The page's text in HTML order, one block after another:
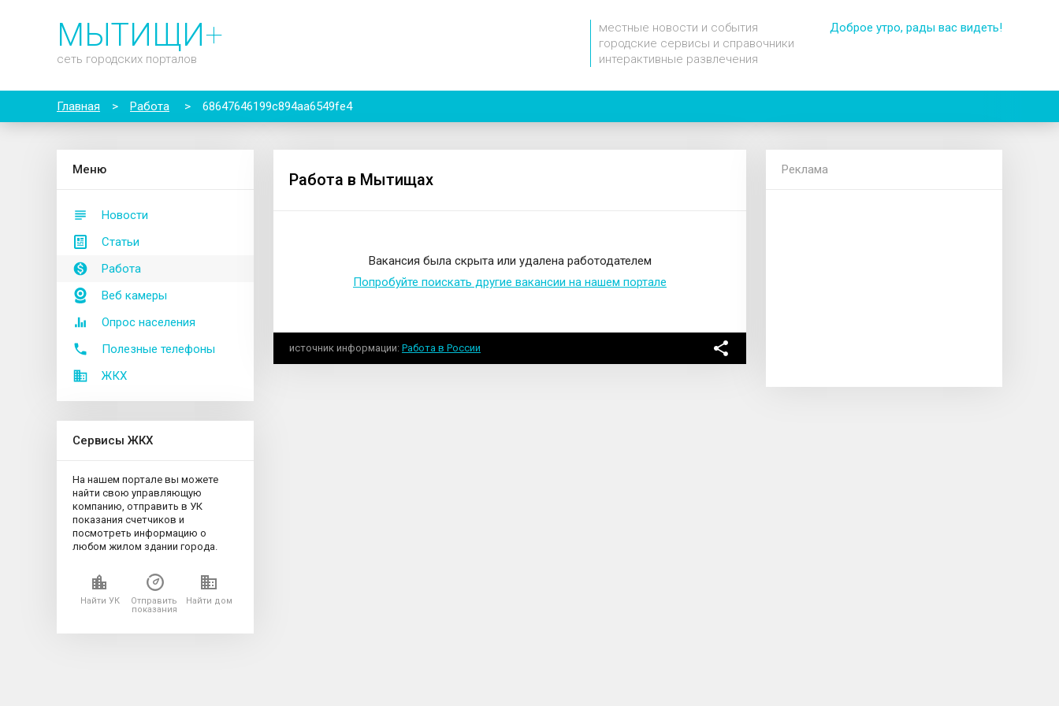
МЫТИЩИ+
сеть городских порталов
местные новости и события
городские сервисы и справочники
интерактивные развлечения
Доброе утро, рады вас видеть!
Главная > Работа > 68647646199c894aa6549fe4
Меню
Новости
Статьи
Работа
Веб камеры
Опрос населения
Полезные телефоны
ЖКХ
Сервисы ЖКХ
На нашем портале вы можете
найти свою управляющую
компанию, отправить в УК
показания счетчиков и
посмотреть информацию о
любом жилом здании города.
Найти УК
Отправить
показания
Найти дом
Работа в Мытищах
Вакансия была скрыта или удалена работодателем
Попробуйте поискать другие вакансии на нашем портале
источник информации Работа в России
Реклама